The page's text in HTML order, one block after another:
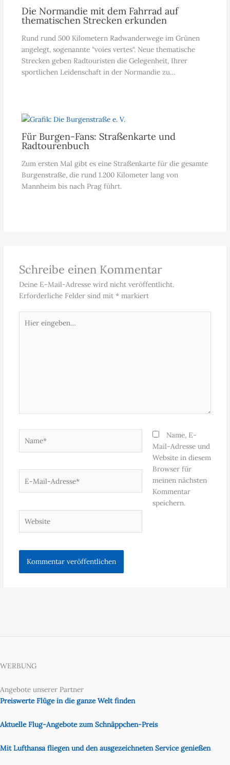
Die Normandie mit dem Fahrrad auf
thematischen Strecken erkunden
Rund rund 500 Kilometern Radwanderwege im Grünen
angelegt, sogenannte “voies vertes“. Neue thematische
Strecken geben Radtouristen die Gelegenheit, Ihrer
sportlichen Leidenschaft in der Normandie zu…
Für Burgen-Fans: Straßenkarte und
Radtourenbuch
Zum ersten Mal gibt es eine Straßenkarte für die gesamte
Burgenstraße, die rund 1.200 Kilometer lang von
Mannheim bis nach Prag führt.
Schreibe einen Kommentar
Deine E-Mail-Adresse wird nicht veröffentlicht.
Erforderliche Felder sind mit *markiert
eingeben…
Mail-
Name, E-
Mail-Adresse und
Website in diesem
Browser für
meinen nächsten
Kommentar
speichern.
WERBUNG
Angebote unserer Partner
Preiswerte Flüge in die ganze Welt finden
Aktuelle Flug-Angebote zum Schnäppchen-Preis
Mit Lufthansa fliegen und den ausgezeichneten Service genießen